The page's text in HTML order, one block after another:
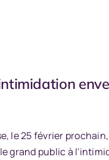
le 25 février prochain,
grand public à